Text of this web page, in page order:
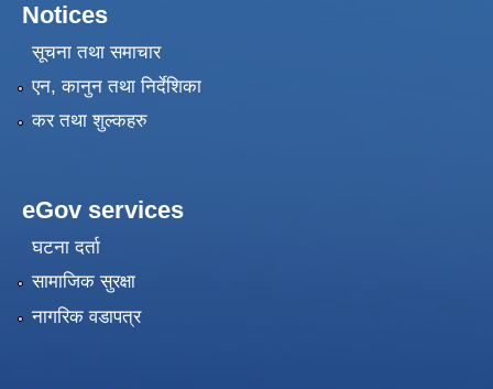
Notices
सूचना तथा समाचार
एन, कानुन तथा निर्देशिका
कर तथा शुल्कहरु
eGov services
घटना दर्ता
सामाजिक सुरक्षा
नागरिक वडापत्र